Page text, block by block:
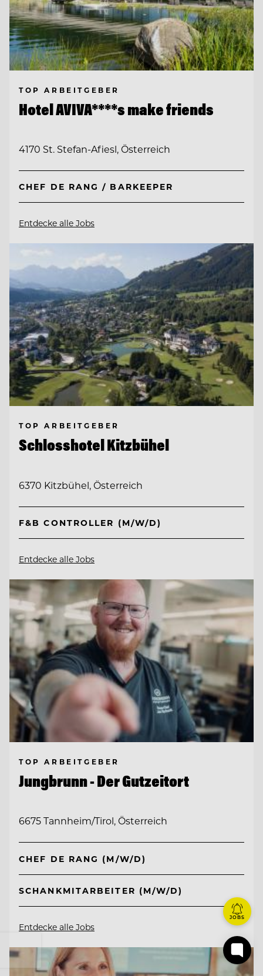
TOP ARBEITGEBER
Hotel AVIVA****s make friends
4170 St. Stefan-Afiesl, Österreich
CHEF DE RANG / BARKEEPER
Entdecke alle Jobs
TOP ARBEITGEBER
Schlosshotel Kitzbühel
6370 Kitzbühel, Österreich
F&B CONTROLLER (M/W/D)
Entdecke alle Jobs
TOP ARBEITGEBER
Jungbrunn - Der Gutzeitort
6675 Tannheim/Tirol, Österreich
CHEF DE RANG (M/W/D)
SCHANKMITARBEITER (M/W/D)
Entdecke alle Jobs
JOBS